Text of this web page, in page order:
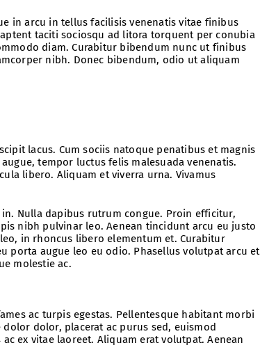
in arcu in tellus facilisis venenatis vitae finibus
taciti sociosqu ad litora torquent per conubia
diam. Curabitur bibendum nunc ut finibus
nibh. Donec bibendum, odio ut aliquam
lacus. Cum sociis natoque penatibus et magnis
tempor luctus felis malesuada venenatis.
libero. Aliquam et viverra urna. Vivamus
Nulla dapibus rutrum congue. Proin efficitur,
nibh pulvinar leo. Aenean tincidunt arcu eu justo
in rhoncus libero elementum et. Curabitur
porta augue leo eu odio. Phasellus volutpat arcu et
molestie ac.
ac turpis egestas. Pellentesque habitant morbi
dolor, placerat ac purus sed, euismod
ex vitae laoreet. Aliquam erat volutpat. Aenean